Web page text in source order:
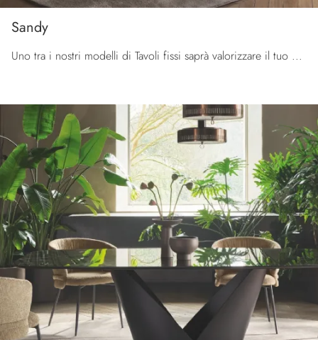
Sandy
Uno tra i nostri modelli di Tavoli fissi saprà valorizzare il tuo progetto d'arredo con praticità e design.